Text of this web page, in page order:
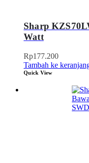
Sharp
Watt
Rp177.200
Tambah ke
Quick View